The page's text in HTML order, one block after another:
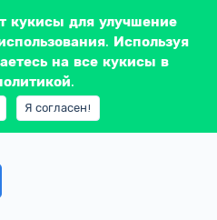
кукисы для улучшение
Используя
на все кукисы в
Я согласен!